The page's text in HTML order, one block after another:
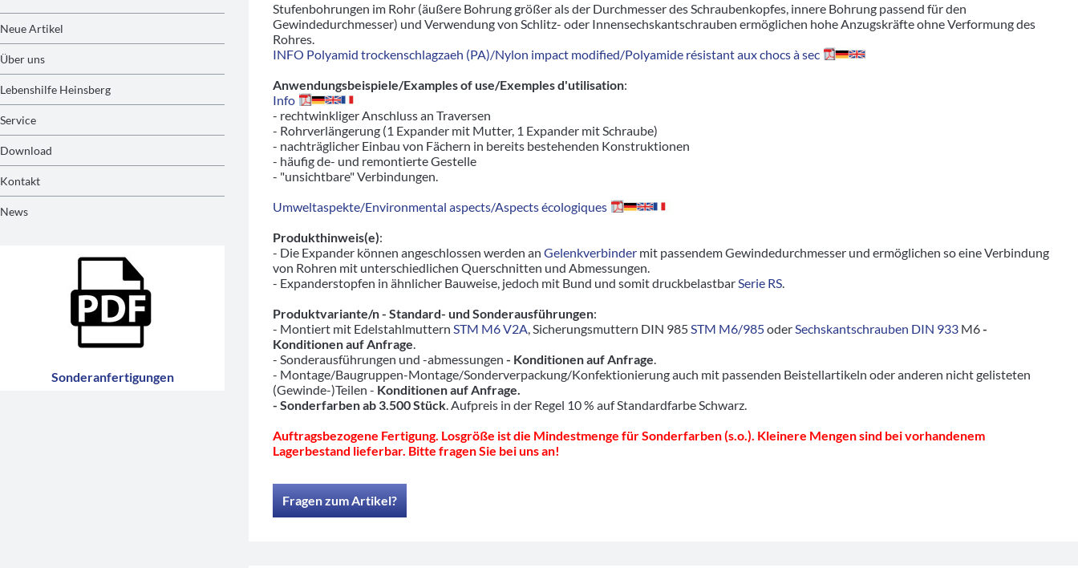
Neue Artikel
Über uns
Lebenshilfe Heinsberg
Service
Download
Kontakt
News
Sonderanfertigungen
Stufenbohrungen im Rohr (äußere Bohrung größer als der Durchmesser des Schraubenkopfes, innere Bohrung passend für den
Gewindedurchmesser) und Verwendung von Schlitz- oder Innensechskantschrauben ermöglichen hohe Anzugskräfte ohne Verformung des
Rohres.
INFO Polyamid trockenschlagzaeh (PA)/Nylon impact modified/Polyamide résistant aux chocs à sec
Anwendungsbeispiele/Examples of use/Exemples d'utilisation:
Info
- rechtwinkliger Anschluss an Traversen
- Rohrverlängerung (1 Expander mit Mutter, 1 Expander mit Schraube)
- nachträglicher Einbau von Fächern in bereits bestehenden Konstruktionen
- häufig de- und remontierte Gestelle
- "unsichtbare" Verbindungen.
Umweltaspekte/Environmental aspects/Aspects écologiques
Produkthinweis(e):
- Die Expander können angeschlossen werden an Gelenkverbinder mit passendem Gewindedurchmesser und ermöglichen so eine Verbindung
von Rohren mit unterschiedlichen Querschnitten und Abmessungen.
- Expanderstopfen in ähnlicher Bauweise, jedoch mit Bund und somit druckbelastbarSerie RS.
Produktvariante/n - Standard- und Sonderausführungen:
- Montiert mit Edelstahlmuttern STM M6 V2A, Sicherungsmuttern DIN 985STM M6/985oderSechskantschrauben DIN 933 M6-
Konditionen auf Anfrage.
- Sonderausführungen und -abmessungen - Konditionen auf Anfrage.
- Montage/Baugruppen-Montage/Sonderverpackung/Konfektionierung auch mit passenden Beistellartikeln oder anderen nicht gelisteten
(Gewinde-)Teilen - Konditionen auf Anfrage.
- Sonderfarben ab 3.500 Stück. Aufpreis in der Regel 10 % auf Standardfarbe Schwarz.
Auftragsbezogene Fertigung. Losgröße ist die Mindestmenge für Sonderfarben (s.o.). Kleinere Mengen sind bei vorhandenem
Lagerbestand lieferbar. Bitte fragen Sie bei uns an!
Fragen zum Artikel?